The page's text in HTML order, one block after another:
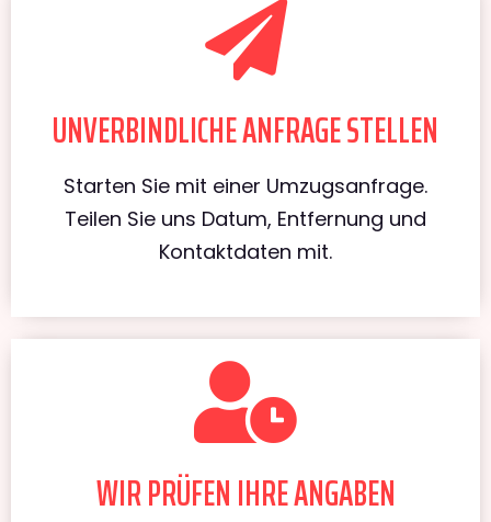
UNVERBINDLICHE ANFRAGE STELLEN
Starten Sie mit einer Umzugsanfrage.
Teilen Sie uns Datum, Entfernung und
Kontaktdaten mit.
WIR PRÜFEN IHRE ANGABEN